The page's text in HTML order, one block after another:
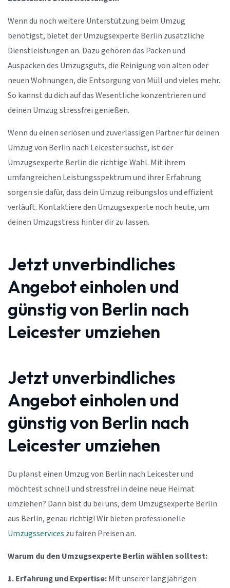
Wenn du noch weitere Unterstützung beim Umzug
benötigst, bietet der Umzugsexperte Berlin zusätzliche
Dienstleistungen an. Dazu gehören das Packen und
Auspacken des Umzugsguts, die Reinigung von alten oder
neuen Wohnungen, die Entsorgung von Müll und vieles mehr.
So kannst du dich auf das Wesentliche konzentrieren und
deinen Umzug stressfrei genießen.
Wenn du einen seriösen und zuverlässigen Partner für deinen
Umzug von Berlin nach Leicester suchst, ist der
Umzugsexperte Berlin die richtige Wahl. Mit ihrem
umfangreichen Leistungsspektrum und ihrer Erfahrung
sorgen sie dafür, dass dein Umzug reibungslos und effizient
verläuft. Kontaktiere den Umzugsexperte noch heute, um
deinen Umzugstress hinter dir zu lassen.
Jetzt unverbindliches
Angebot einholen und
günstig von Berlin nach
Leicester umziehen
Jetzt unverbindliches
Angebot einholen und
günstig von Berlin nach
Leicester umziehen
Du planst einen Umzug von Berlin nach Leicester und
möchtest schnell und stressfrei in deine neue Heimat
umziehen? Dann bist du bei uns, dem Umzugsexperte Berlin
aus Berlin, genau richtig! Wir bieten professionelle
Umzugsservices zu fairen Preisen an.
Warum du den Umzugsexperte Berlin wählen solltest:
1. Erfahrung und Expertise:Mit unserer langjährigen